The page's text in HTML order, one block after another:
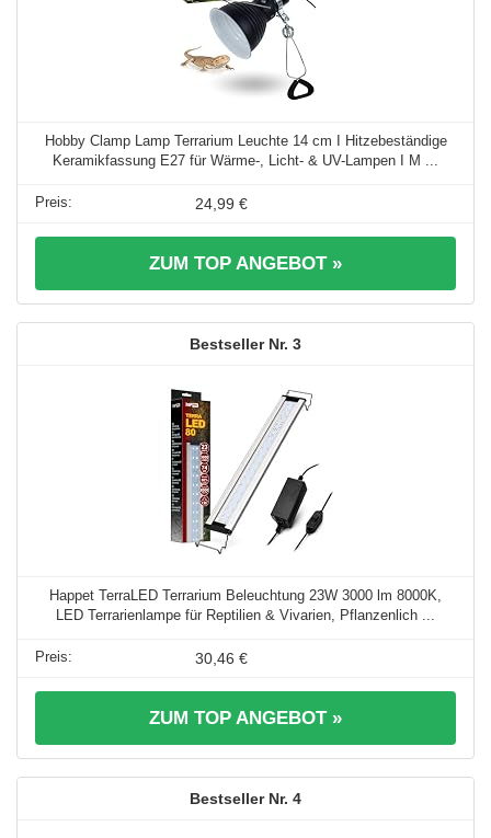
Hobby Clamp Lamp Terrarium Leuchte 14 cm I Hitzebeständige
Keramikfassung E27 für Wärme-, Licht- & UV-Lampen I M ...
24,99 €
ZUM TOP ANGEBOT »
3
Happet TerraLED Terrarium Beleuchtung 23W 3000 lm 8000K,
LED Terrarienlampe für Reptilien & Vivarien, Pflanzenlich ...
30,46 €
ZUM TOP ANGEBOT »
4